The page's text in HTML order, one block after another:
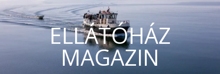
ELLÁTÓHÁZ
MAGAZIN